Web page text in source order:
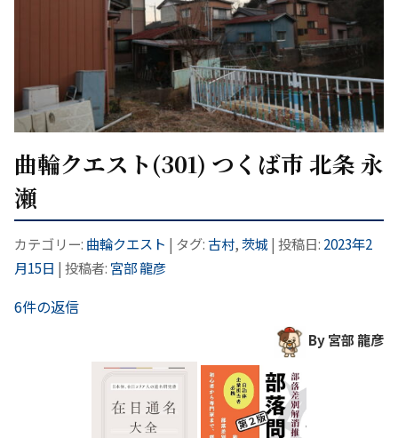
曲輪クエスト(301) つくば市 北条 永
瀬
カテゴリー: 曲輪クエスト | タグ:古村,茨城| 投稿日: 2023年2
月15日 | 投稿者: 宮部 龍彦
6件の返信
By 宮部 龍彦